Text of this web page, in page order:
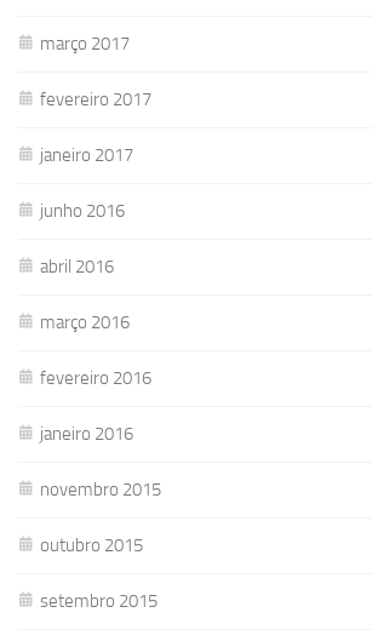
março 2017
fevereiro 2017
janeiro 2017
junho 2016
abril 2016
março 2016
fevereiro 2016
janeiro 2016
novembro 2015
outubro 2015
setembro 2015